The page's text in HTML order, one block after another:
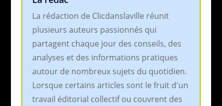
La rédaction de Clicdanslaville réunit
plusieurs auteurs passionnés qui
partagent chaque jour des conseils, des
analyses et des informations pratiques
autour de nombreux sujets du quotidien.
Lorsque certains articles sont le fruit d'un
travail éditorial collectif ou couvrent des